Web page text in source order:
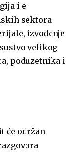
i e-
sektora
izvođenje
velikog
poduzetnika i
će održan